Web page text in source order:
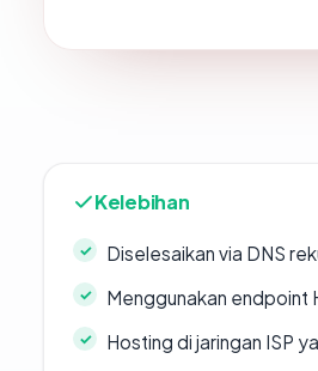
Kelebihan
Diselesaikan via DNS
Menggunakan endpoint
Hosting di jaringan ISP